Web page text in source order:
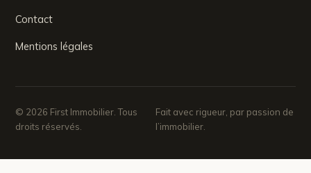
Contact
Mentions légales
© 2026 First Immobilier. Tous
droits réservés.
Fait avec rigueur, par passion de
l’immobilier.